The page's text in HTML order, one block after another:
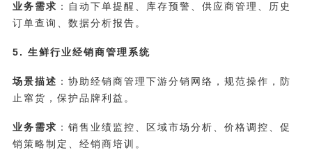
业务需求 ：自动下单提醒、库存预警、供应商管理、历史
订单查询、数据分析报告。
5. 生鲜行业经销商管理系统
场景描述 ：协助经销商管理下游分销网络，规范操作，防
止窜货，保护品牌利益。
业务需求 ：销售业绩监控、区域市场分析、价格调控、促
销策略制定、经销商培训。